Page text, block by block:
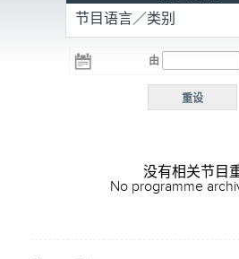
R3
电台 电台
R5
普
节目语言／类别
由
重设
没有相关节目
No programme